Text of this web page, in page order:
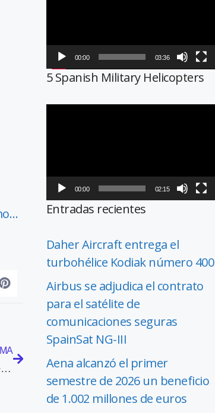
Simulacro de accidente aéreo de una aeronave civil dentro de la Base Aérea de Albacete
00:00 03:36
5 Spanish Military Helicopters
00:00 02:15
Entradas recientes
Daher Aircraft entrega el
turbohélice Kodiak número 400
Airbus se adjudica el contrato
para el satélite de
comunicaciones seguras
SpainSat NG-III
Aena alcanzó el primer
semestre de 2026 un beneficio
de 1.002 millones de euros